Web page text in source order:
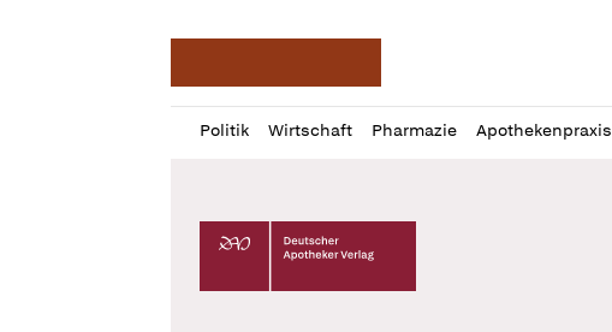
Politik Wirtschaft Pharmazie Apothekenpraxis
Profil
öffnen
Daz
Pur
Deutscher Apotheker Verlag Logo